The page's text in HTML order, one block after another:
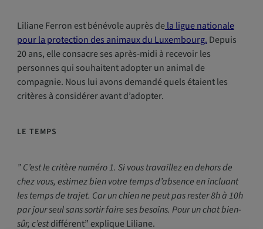
Liliane Ferron est bénévole auprès dela ligue nationale
pour la protection des animaux du Luxembourg. Depuis
20 ans, elle consacre ses après-midi à recevoir les
personnes qui souhaitent adopter un animal de
compagnie. Nous lui avons demandé quels étaient les
critères à considérer avant d’adopter.
LE TEMPS
” C’est le critère numéro 1. Si vous travaillez en dehors de
chez vous, estimez bien votre temps d’absence en incluant
les temps de trajet. Car un chien ne peut pas rester 8h à 10h
par jour seul sans sortir faire ses besoins. Pour un chat bien-
sûr, c’estdifférent” explique Liliane.